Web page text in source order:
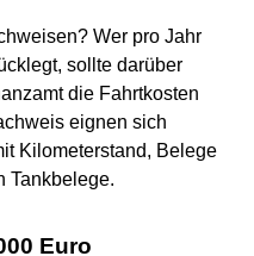
Wer pro Jahr
sollte darüber
die Fahrtkosten
eignen sich
Kilometerstand, Belege
Tankbelege.
Euro